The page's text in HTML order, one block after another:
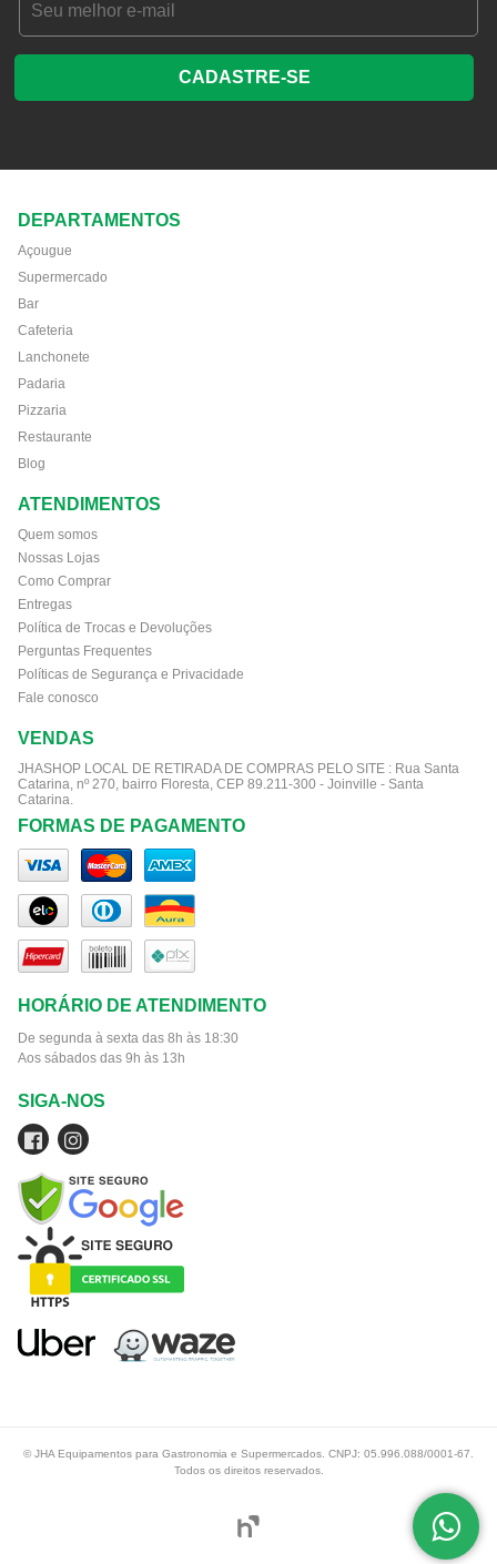
CADASTRE-SE
DEPARTAMENTOS
Açougue
Supermercado
Bar
Cafeteria
Lanchonete
Padaria
Pizzaria
Restaurante
Blog
ATENDIMENTOS
Quem somos
Nossas Lojas
Como Comprar
Entregas
Política de Trocas e Devoluções
Perguntas Frequentes
Políticas de Segurança e Privacidade
Fale conosco
VENDAS
JHASHOP LOCAL DE RETIRADA DE COMPRAS PELO SITE : Rua Santa
Catarina, nº 270, bairro Floresta, CEP 89.211-300 - Joinville - Santa
Catarina.
FORMAS DE PAGAMENTO
HORÁRIO DE ATENDIMENTO
De segunda à sexta das 8h às 18:30
Aos sábados das 9h às 13h
SIGA-NOS
© JHA Equipamentos para Gastronomia e Supermercados. CNPJ: 05.996.088/0001-67.
Todos os direitos reservados.